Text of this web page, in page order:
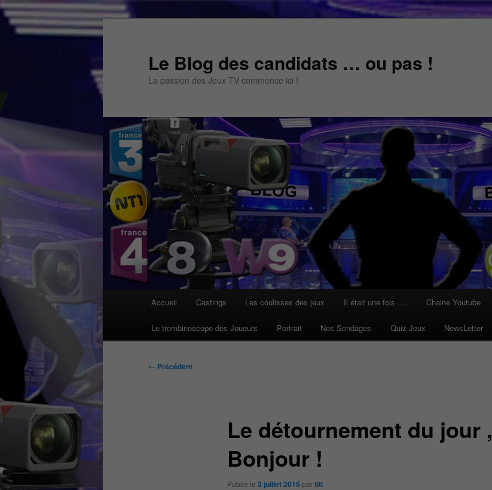
Aller
Le Blog des candidats … ou pas !
La passion des Jeux TV commence ici !
Accueil Castings Les coulisses des jeux Il était une fois …. Chaine Youtube
Le trombinoscope des Joueurs Portrait Nos Sondages Quiz Jeux NewsLetter
Navigation
← Précédent
Le détournement du jour ,
Bonjour !
Publié le 3 juillet 2015 partiti